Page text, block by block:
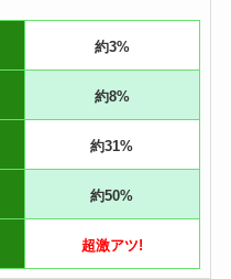
約3%
約8%
約31%
約50%
超激アツ!